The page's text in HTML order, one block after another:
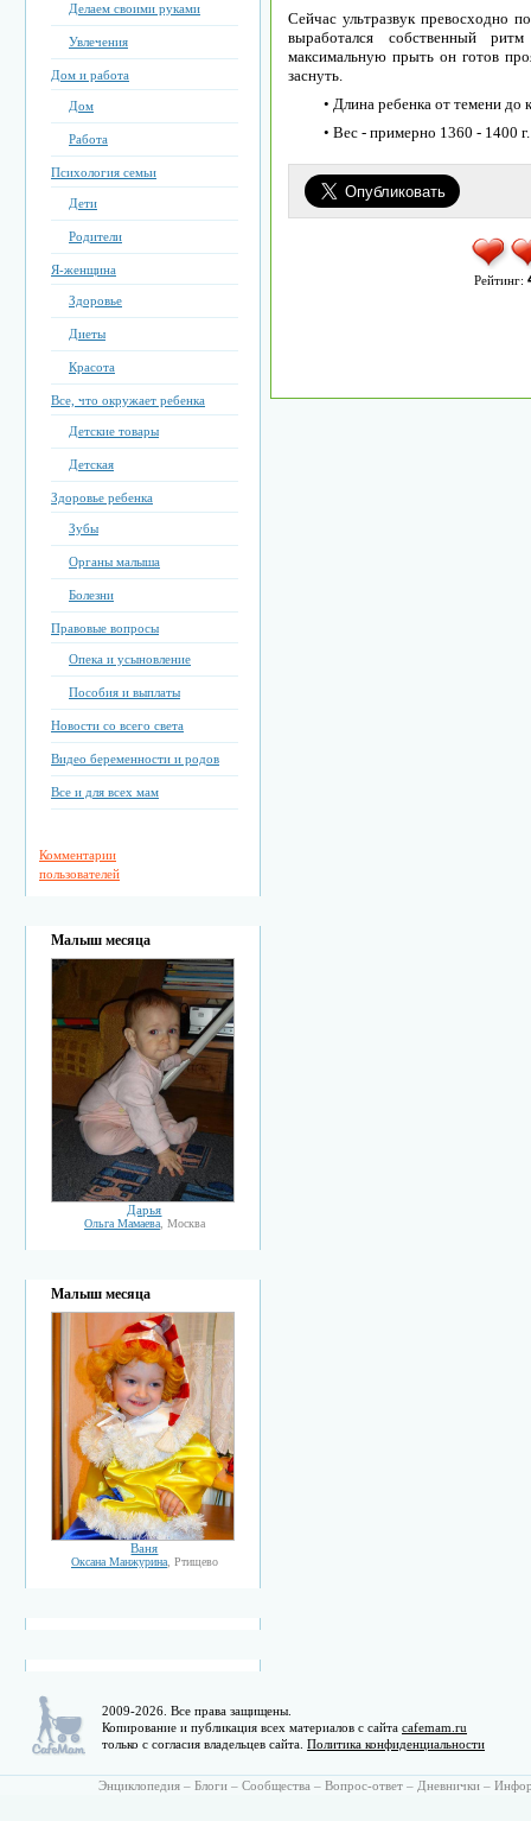
Делаем своими руками
Увлечения
Дом и работа
Дом
Работа
Психология семьи
Дети
Родители
Я-женщина
Здоровье
Диеты
Красота
Все, что окружает ребенка
Детские товары
Детская
Здоровье ребенка
Зубы
Органы малыша
Болезни
Правовые вопросы
Опека и усыновление
Пособия и выплаты
Новости со всего света
Видео беременности и родов
Все и для всех мам
Комментарии
пользователей
Малыш месяца
Дарья
Ольга Мамаева , Москва
Малыш месяца
Ваня
Оксана Манжурина, Ртищево
Сейчас ультразвук превосходно
выработался собственный
максимальную прыть он готов
заснуть.
• Длина ребенка от темени до
• Вес - примерно 1360 - 1400 г.
Рейтинг:
2009-2026. Все права защищены.
Копирование и публикация всех материалов с сайта cafemam.ru
только с согласия владельцев сайта. Политика конфиденциальности
Энциклопедия – Блоги – Сообщества – Вопрос-ответ – Дневнички –